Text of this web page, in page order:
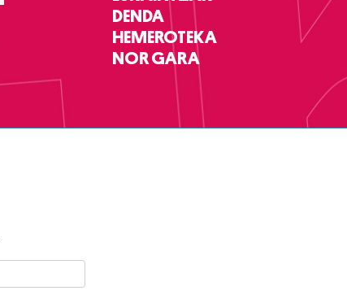
DENDA
HEMEROTEKA
NOR GARA